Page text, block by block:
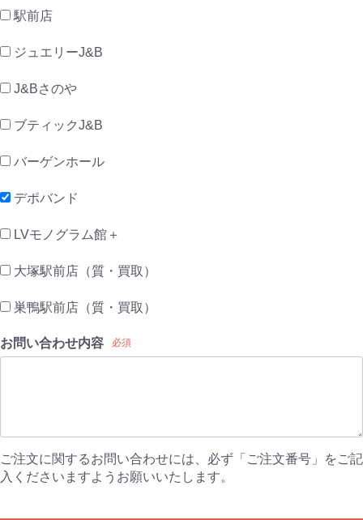
駅前店
ジュエリーJ&B
J&Bさのや
ブティックJ&B
バーゲンホール
デポバンド
LVモノグラム館＋
大塚駅前店（質・買取）
巣鴨駅前店（質・買取）
お問い合わせ内容 必須
ご注文に関するお問い合わせには、必ず「ご注文番号」をご記
入くださいますようお願いいたします。